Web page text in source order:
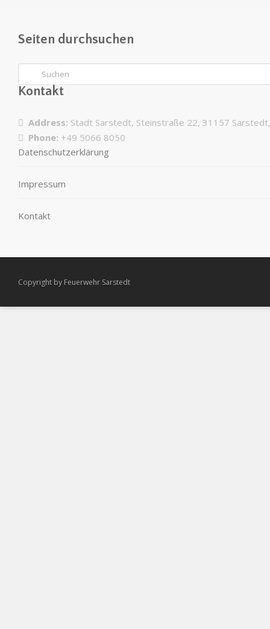
Seiten durchsuchen
Kontakt
Address: Stadt Sarstedt, Steinstraße 22, 31157
Phone: +49 5066 8050
Datenschutzerklärung
Impressum
Kontakt
Copyright by Feuerwehr Sarstedt